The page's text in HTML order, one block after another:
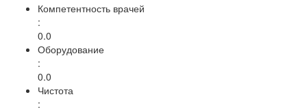
Компетентность врачей
:
0.0
Оборудование
:
0.0
Чистота
: